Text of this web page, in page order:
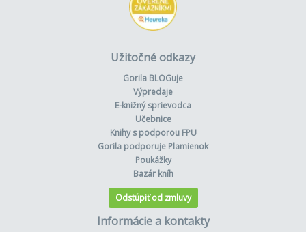
Užitočné odkazy
Gorila BLOGuje
Výpredaje
E-knižný sprievodca
Učebnice
Knihy s podporou FPU
Gorila podporuje Plamienok
Poukážky
Bazár kníh
Odstúpiť od zmluvy
Informácie a kontakty